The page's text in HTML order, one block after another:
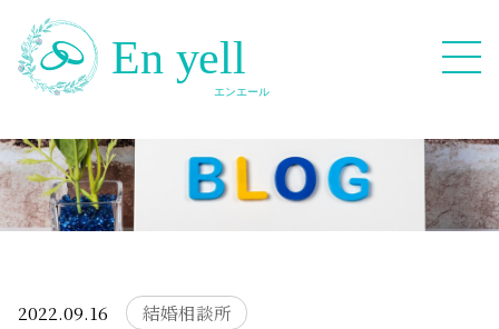
082-909-2380
2022.09.16 結婚相談所